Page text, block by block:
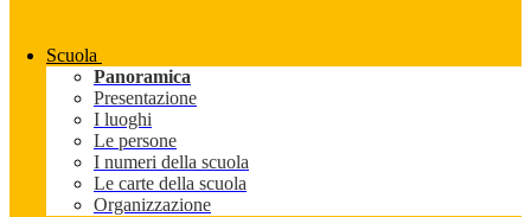
Scuola
Panoramica
Presentazione
I luoghi
Le persone
I numeri della scuola
Le carte della scuola
Organizzazione